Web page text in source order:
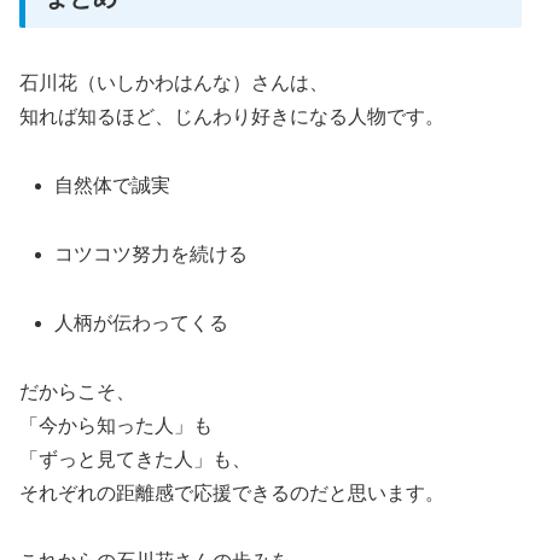
石川花（いしかわはんな）さんは、
知れば知るほど、じんわり好きになる人物です。
自然体で誠実
コツコツ努力を続ける
人柄が伝わってくる
だからこそ、
「今から知った人」も
「ずっと見てきた人」も、
それぞれの距離感で応援できるのだと思います。